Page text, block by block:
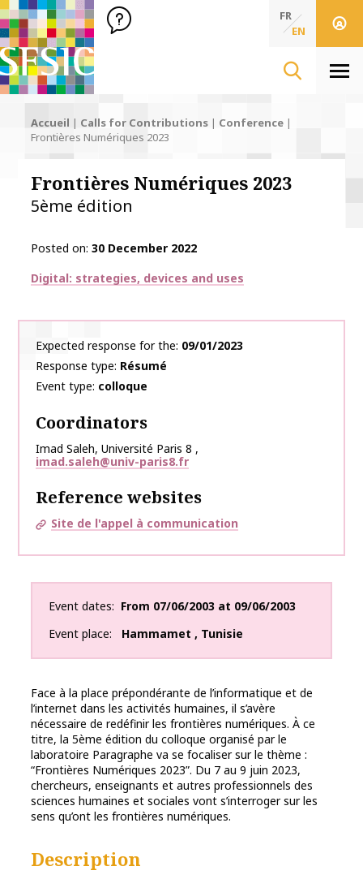
SFSIC Société Française des Sciences de l'Information & de
Société Française des Sciences de
FR
EN
Accueil | Calls for Contributions | Conference |
Frontières Numériques 2023
Frontières Numériques 2023
5ème édition
Posted on 30 December 2022
Thématiques
Digital: strategies, devices and uses
Expected response for the 09/01/2023
Response type Résumé
Event type colloque
Coordinators
Imad Saleh, Université Paris 8 ,
imad.saleh@univ-paris8.fr
Reference websites
Site de l'appel à communication
Event dates From 07/06/2003 at 09/06/2003
Event place
Hammamet , Tunisie
Face à la place prépondérante de l’informatique et de
l’internet dans les activités humaines, il s’avère
nécessaire de redéfinir les frontières numériques. À ce
titre, la 5ème édition du colloque organisé par le
laboratoire Paragraphe va se focaliser sur le thème :
“Frontières Numériques 2023”. Du 7 au 9 juin 2023,
chercheurs, enseignants et autres professionnels des
sciences humaines et sociales vont s’interroger sur les
sens qu’ont les frontières numériques.
Description